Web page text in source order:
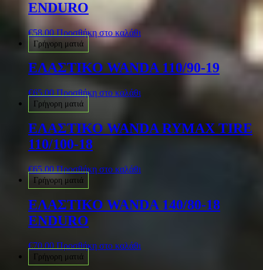
ENDURO
€58.00 Προσθήκη στο καλάθι
Γρήγορη ματιά
ΕΛΑΣΤΙΚΟ WANDA 110/90-19
€65.00 Προσθήκη στο καλάθι
Γρήγορη ματιά
ΕΛΑΣΤΙΚΟ WANDA RYMAX TIRE
110/100-18
€65.00 Προσθήκη στο καλάθι
Γρήγορη ματιά
ΕΛΑΣΤΙΚΟ WANDA 140/80-18
ENDURO
€70.00 Προσθήκη στο καλάθι
Γρήγορη ματιά